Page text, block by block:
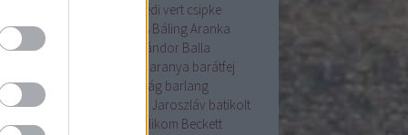
balatonendrédi vert csipke
Balázs-járás balázsolás Báling Aranka
Lászlóné
Bálint Sándor Balla
Baranya barátfej
Barbara Barkóság barlang
Bartha Júlia Bastyur Jaroszláv batikolt
bazsalikom Beckett